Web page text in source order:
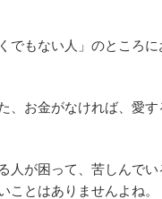
くでもない人」のところ
、お金がなければ、愛す
人が困って、苦しんで
ことはありませんよね。